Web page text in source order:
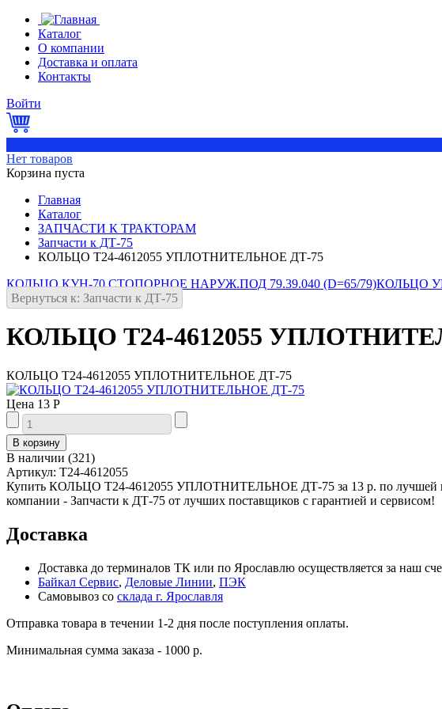
Каталог
О компании
Доставка и оплата
Контакты
Войти
Нет товаров
Корзина пуста
Главная
Каталог
ЗАПЧАСТИ К ТРАКТОРАМ
Запчасти к ДТ-75
КОЛЬЦО Т24-4612055 УПЛОТНИТЕЛЬНОЕ ДТ-75
КОЛЬЦО КУН-70 СТОПОРНОЕ НАРУЖ.ПОД 79.39.040 (D=65/79)КОЛЬЦО
Вернуться к: Запчасти к ДТ-75
КОЛЬЦО Т24-4612055
КОЛЬЦО Т24-4612055 УПЛОТНИТЕЛЬНОЕ ДТ-75
Цена 13 Р
В наличии (321)
Артикул: Т24-4612055
Купить КОЛЬЦО Т24-4612055 УПЛОТНИТЕЛЬНОЕ ДТ-75 за 13 р. по лучшей
компании - Запчасти к ДТ-75 от лучших поставщиков с гарантией и сервисом!
Доставка
Доставка до терминалов ТК или по Ярославлю осуществляется за наш
Байкал Сервис, Деловые Линии, ПЭК
Самовывоз со склада г. Ярославля
Отправка товара в течении 1-2 дня после поступления оплаты.
Минимальная сумма заказа - 1000 р.